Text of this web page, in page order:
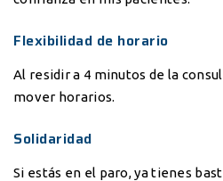
Flexibilidad de horario
Al residir a 4 minutos de la
mover horarios.
Solidaridad
Si estás en el paro, ya tienes